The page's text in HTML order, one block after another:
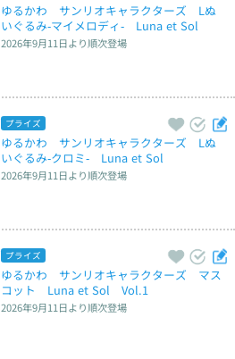
ゆるかわ　サンリオキャラクターズ　Lぬ
いぐるみ‐マイメロディ‐　Luna et Sol
2026年9月11日より順次登場
プライズ
ゆるかわ　サンリオキャラクターズ　Lぬ
いぐるみ‐クロミ‐　Luna et Sol
2026年9月11日より順次登場
プライズ
ゆるかわ　サンリオキャラクターズ　マス
コット　Luna et Sol　Vol.1
2026年9月11日より順次登場